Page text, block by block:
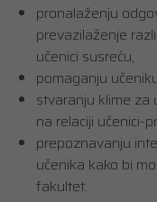
pronalaženju
prevazilaženje
učenici susreću,
pomaganju
stvaranju klime za
na relaciji učenici-
prepoznavanju
učenika kako bi
fakultet.